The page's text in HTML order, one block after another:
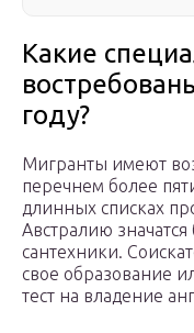
Какие
году?
Мигранты имеют
перечнем более
длинных списках
Австралию значатся
сантехники.
свое образование
тест на владение